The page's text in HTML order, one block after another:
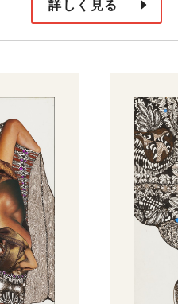
詳しく見る